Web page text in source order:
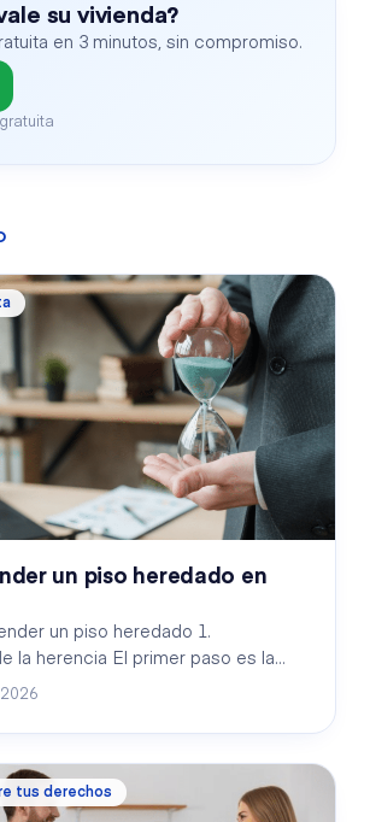
su vivienda?
en 3 minutos, sin compromiso.
un piso heredado en
un piso heredado 1.
la herencia El primer paso es la
de la herencia ante notario. Los
tus derechos